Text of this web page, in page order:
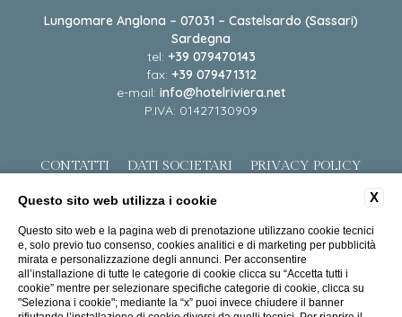
Lungomare Anglona – 07031 – Castelsardo (Sassari)
Sardegna
tel: +39 079470143
fax: +39 079471312
e-mail: info@hotelriviera.net
P.IVA: 01427130909
CONTATTI DATI SOCIETARI
PRIVACY POLICY
X
Questo sito web utilizza i cookie
Questo sito web e la pagina web di prenotazione utilizzano cookie tecnici
e, solo previo tuo consenso, cookies analitici e di marketing per pubblicità
mirata e personalizzazione degli annunci. Per acconsentire
all’installazione di tutte le categorie di cookie clicca su “Accetta tutti i
cookie” mentre per selezionare specifiche categorie di cookie, clicca su
"Seleziona i cookie"; mediante la “x” puoi invece chiudere il banner